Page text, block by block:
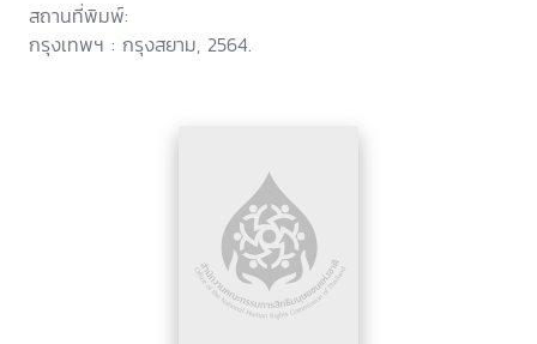
สถานที่พิมพ์:
กรุงเทพฯ : กรุงสยาม, 2564.